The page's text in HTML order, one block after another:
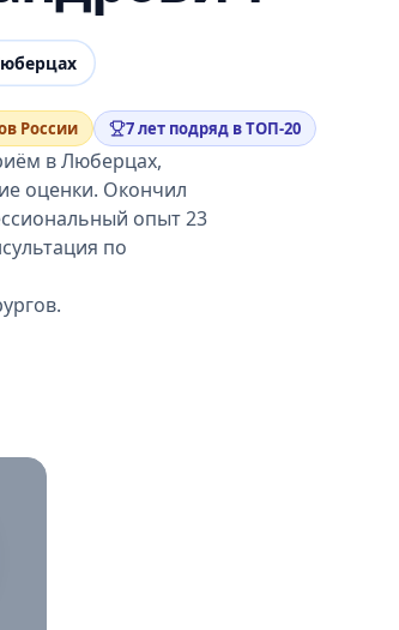
России 7 лет подряд в ТОП-20
в Люберцах,
оценки. Окончил
опыт 23
по